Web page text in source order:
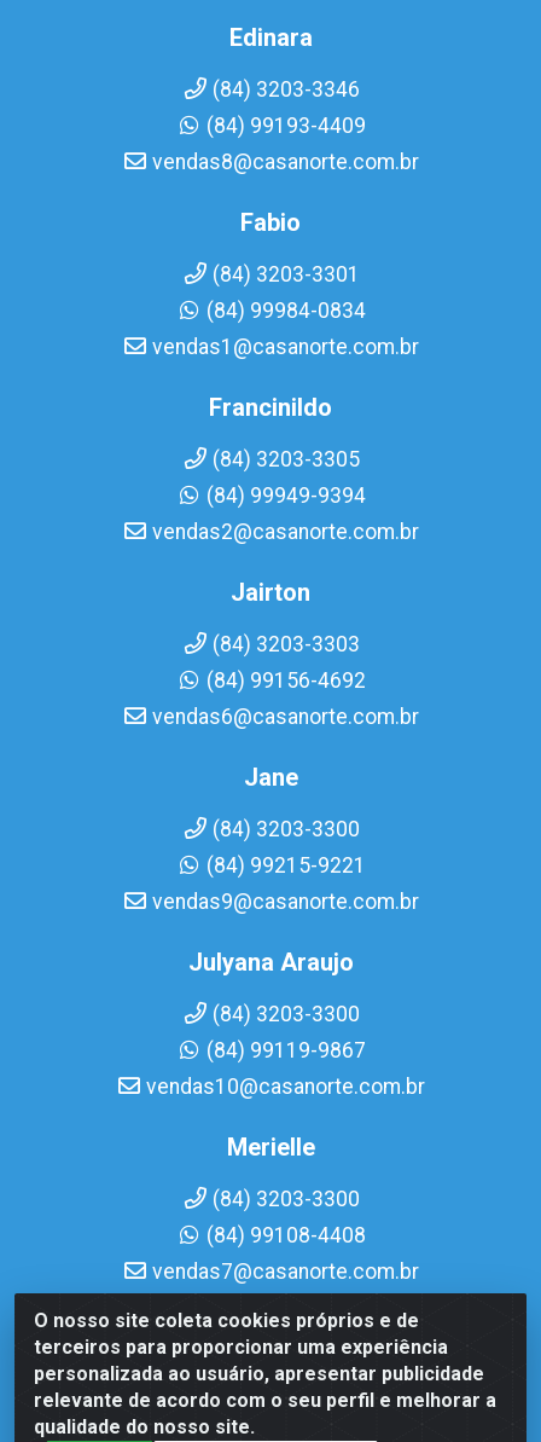
O nosso site coleta cookies próprios e de
terceiros para proporcionar uma experiência
personalizada ao usuário, apresentar publicidade
relevante de acordo com o seu perfil e melhorar a
qualidade do nosso site.
Edinara
(84) 3203-3346
(84) 99193-4409
vendas8@casanorte.com.br
Fabio
(84) 3203-3301
(84) 99984-0834
vendas1@casanorte.com.br
Francinildo
(84) 3203-3305
(84) 99949-9394
vendas2@casanorte.com.br
Jairton
(84) 3203-3303
(84) 99156-4692
vendas6@casanorte.com.br
Jane
(84) 3203-3300
(84) 99215-9221
vendas9@casanorte.com.br
Julyana Araujo
(84) 3203-3300
(84) 99119-9867
vendas10@casanorte.com.br
Merielle
(84) 3203-3300
(84) 99108-4408
vendas7@casanorte.com.br
Casa Norte LTDA - Av. Interventor Mário Câmara, 1815 -
Dix-Sept Rosado, Natal/RN - CEP 59054-600 - CNPJ
08.713.513/0001-51